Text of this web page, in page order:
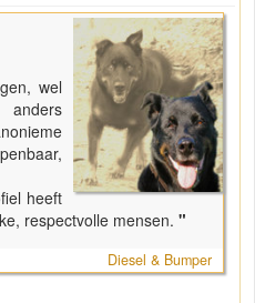
wel
heeft
respectvolle mensen. "
Diesel & Bumper